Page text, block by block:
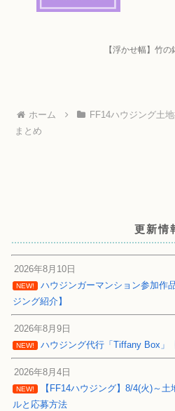
【浮かせ幅】竹の
ホーム
FF14ハウジング土
まとめ
更新情
2026年8月10日
NEW!
ハウジンガーマンション参加作
ジング紹介】
2026年8月9日
NEW! ハウジング代行「Tiffany Box」
2026年8月4日
NEW!
【FF14ハウジング】8/4(火)～
ルと応募方法